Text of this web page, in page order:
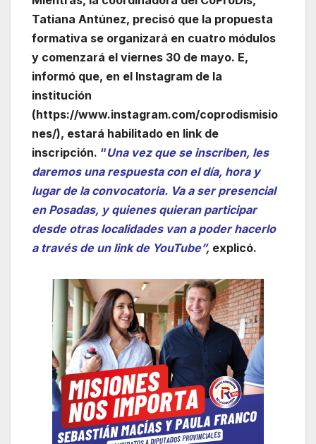
Tatiana Antúnez, precisó que la propuesta
formativa se organizará en cuatro módulos
y comenzará el viernes 30 de mayo. E,
informó que, en el Instagram de la
institución
(https://www.instagram.com/coprodismisio
nes/), estará habilitado en link de
inscripción. “Una vez que se inscriben, les
daremos una respuesta con el día, hora y
lugar de la convocatoria. Va a ser presencial
en Posadas, y quienes quieran participar
desde otras localidades van a poder hacerlo
a través de un link de YouTube”, explicó.